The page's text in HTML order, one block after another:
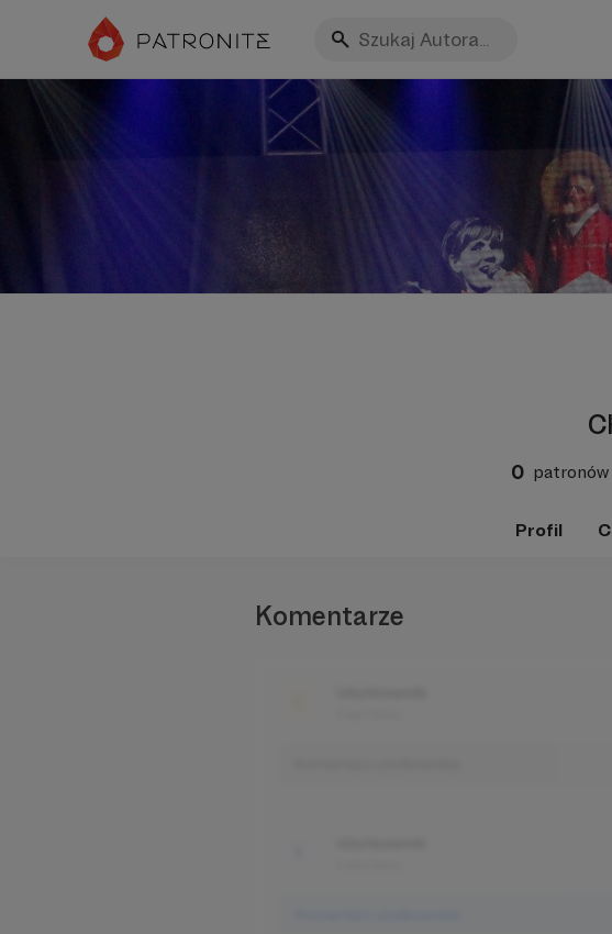
0 patronów
Profil
Komentarze